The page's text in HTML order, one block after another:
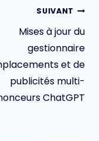
SUIVANT
Mises à jour du
gestionnaire
et de
publicités multi-
ChatGPT